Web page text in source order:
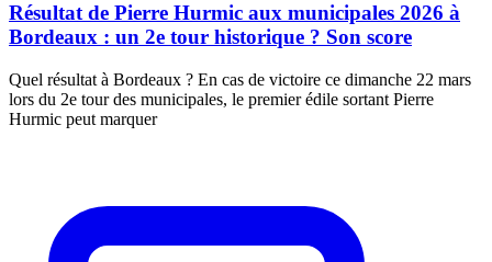
Résultat de Pierre Hurmic aux municipales 2026 à
Bordeaux : un 2e tour historique ? Son score
Quel résultat à Bordeaux ? En cas de victoire ce dimanche 22 mars
lors du 2e tour des municipales, le premier édile sortant Pierre
Hurmic peut marquer